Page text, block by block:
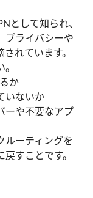
として知られ、
プライバシーや
れています。
か
いないか
ーや不要なアプ
ルーティングを
すことです。